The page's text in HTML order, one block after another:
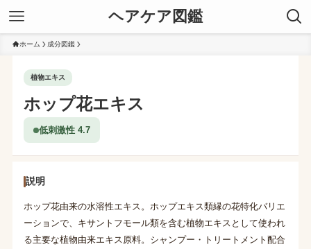
ヘアケア図鑑
ホーム 成分図鑑
植物エキス
ホップ花エキス
低刺激性 4.7
説明
ホップ花由来の水溶性エキス。ホップエキス類縁の花特化バリエ
ーションで、キサントフモール類を含む植物エキスとして使われ
る主要な植物由来エキス原料。シャンプー・トリートメント配合